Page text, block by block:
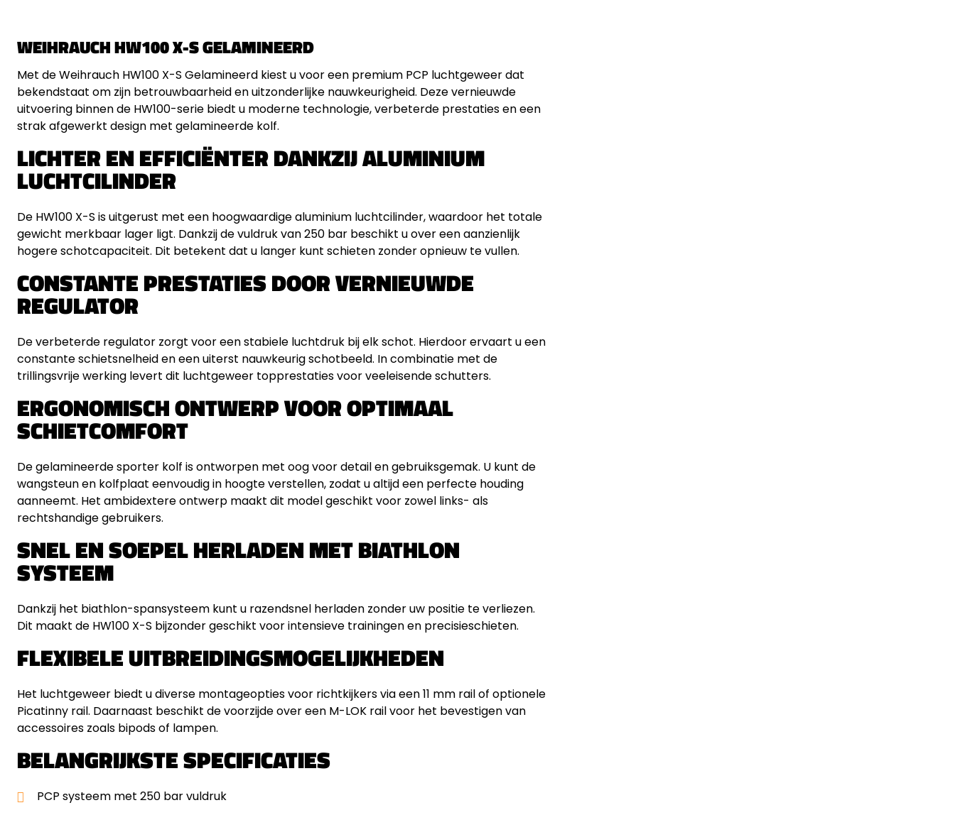
WEIHRAUCH HW100 X-S GELAMINEERD
Met de Weihrauch HW100 X-S Gelamineerd kiest u voor een premium PCP luchtgeweer dat
bekendstaat om zijn betrouwbaarheid en uitzonderlijke nauwkeurigheid. Deze vernieuwde
uitvoering binnen de HW100-serie biedt u moderne technologie, verbeterde prestaties en een
strak afgewerkt design met gelamineerde kolf.
LICHTER EN EFFICIËNTER DANKZIJ ALUMINIUM
LUCHTCILINDER
De HW100 X-S is uitgerust met een hoogwaardige aluminium luchtcilinder, waardoor het totale
gewicht merkbaar lager ligt. Dankzij de vuldruk van 250 bar beschikt u over een aanzienlijk
hogere schotcapaciteit. Dit betekent dat u langer kunt schieten zonder opnieuw te vullen.
CONSTANTE PRESTATIES DOOR VERNIEUWDE
REGULATOR
De verbeterde regulator zorgt voor een stabiele luchtdruk bij elk schot. Hierdoor ervaart u een
constante schietsnelheid en een uiterst nauwkeurig schotbeeld. In combinatie met de
trillingsvrije werking levert dit luchtgeweer topprestaties voor veeleisende schutters.
ERGONOMISCH ONTWERP VOOR OPTIMAAL
SCHIETCOMFORT
De gelamineerde sporter kolf is ontworpen met oog voor detail en gebruiksgemak. U kunt de
wangsteun en kolfplaat eenvoudig in hoogte verstellen, zodat u altijd een perfecte houding
aanneemt. Het ambidextere ontwerp maakt dit model geschikt voor zowel links- als
rechtshandige gebruikers.
SNEL EN SOEPEL HERLADEN MET BIATHLON
SYSTEEM
Dankzij het biathlon-spansysteem kunt u razendsnel herladen zonder uw positie te verliezen.
Dit maakt de HW100 X-S bijzonder geschikt voor intensieve trainingen en precisieschieten.
FLEXIBELE UITBREIDINGSMOGELIJKHEDEN
Het luchtgeweer biedt u diverse montageopties voor richtkijkers via een 11 mm rail of optionele
Picatinny rail. Daarnaast beschikt de voorzijde over een M-LOK rail voor het bevestigen van
accessoires zoals bipods of lampen.
BELANGRIJKSTE SPECIFICATIES
PCP systeem met 250 bar vuldruk